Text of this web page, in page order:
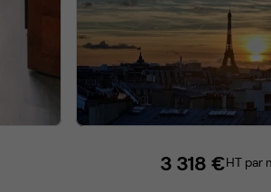
3 318 €HT par